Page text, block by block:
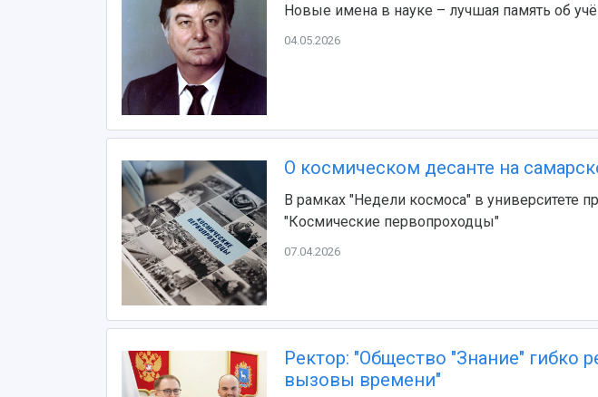
Новые имена в науке – лучшая память об
04.05.2026
О космическом десанте на
В рамках "Недели космоса" в университете
"Космические первопроходцы"
07.04.2026
Ректор: "Общество "Знание" гибко
вызовы времени"